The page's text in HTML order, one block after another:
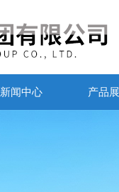
新闻中心 产品